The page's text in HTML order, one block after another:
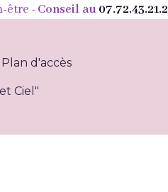
être - Conseil au
d'accès
Ciel"